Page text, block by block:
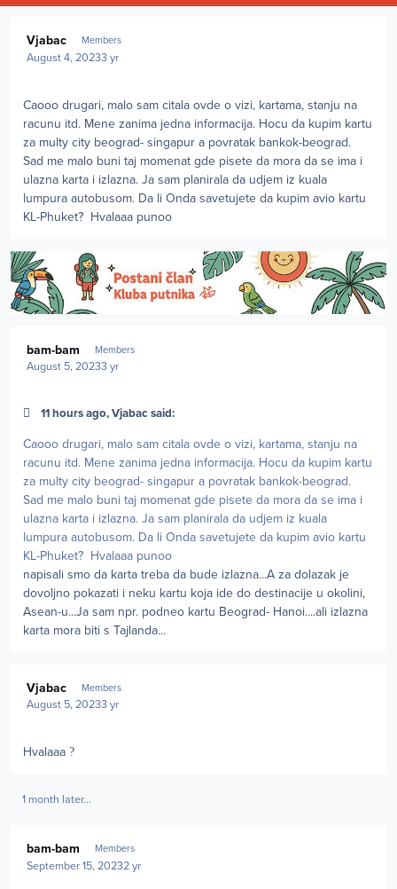
Vjabac Members
August 4, 20233 yr
Caooo drugari, malo sam citala ovde o vizi, kartama, stanju na
racunu itd. Mene zanima jedna informacija. Hocu da kupim kartu
za multy city beograd- singapur a povratak bankok-beograd.
Sad me malo buni taj momenat gde pisete da mora da se ima i
ulazna karta i izlazna. Ja sam planirala da udjem iz kuala
lumpura autobusom. Da li Onda savetujete da kupim avio kartu
KL-Phuket? Hvalaaa punoo
bam-bam Members
August 5, 20233 yr
11 hours ago, Vjabac said:
Caooo drugari, malo sam citala ovde o vizi, kartama, stanju na
racunu itd. Mene zanima jedna informacija. Hocu da kupim kartu
za multy city beograd- singapur a povratak bankok-beograd.
Sad me malo buni taj momenat gde pisete da mora da se ima i
ulazna karta i izlazna. Ja sam planirala da udjem iz kuala
lumpura autobusom. Da li Onda savetujete da kupim avio kartu
KL-Phuket? Hvalaaa punoo
napisali smo da karta treba da bude izlazna...A za dolazak je
dovoljno pokazati i neku kartu koja ide do destinacije u okolini,
Asean-u...Ja sam npr. podneo kartu Beograd- Hanoi....ali izlazna
karta mora biti s Tajlanda...
Vjabac Members
August 5, 20233 yr
Hvalaaa ?
1 month later...
bam-bam Members
September 15, 20232 yr